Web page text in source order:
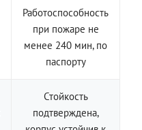
Работоспособность
при пожаре не
менее 240 мин, по
паспорту
Стойкость
подтверждена,